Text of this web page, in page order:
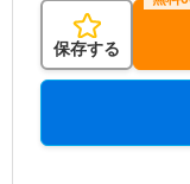
保存する